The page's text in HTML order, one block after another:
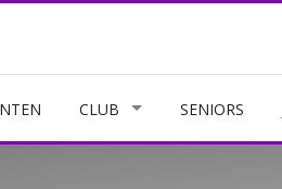
CLUB SENIORS